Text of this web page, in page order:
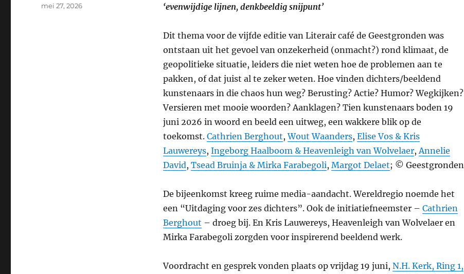
‘evenwijdige lijnen, denkbeeldig snijpunt’
Dit thema voor de vijfde editie van Literair café de Geestgronden was
ontstaan uit het gevoel van onzekerheid (onmacht?) rond klimaat, de
geopolitieke situatie, leiders die niet weten hoe de problemen aan te
pakken, of dat juist al te zeker weten. Hoe vinden dichters/beeldend
kunstenaars in die chaos hun weg? Berusting? Actie? Humor? Wegkijken?
Versieren met mooie woorden? Aanklagen? Tien kunstenaars boden 19
juni 2026 in woord en beeld een uitweg, een wakkere blik op de
toekomst. Cathrien Berghout,Wout Waanders, Elise Vos & Kris
Lauwereys, Ingeborg Haalboom & Heavenleigh van Wolvelaer, Annelie
David, Tsead Bruinja & Mirka Farabegoli, Margot Delaet; © Geestgronden
De bijeenkomst kreeg ruime media-aandacht. Wereldregio noemde het
een “Uitdaging voor zes dichters”. Ook de initiatiefneemster – Cathrien
Berghout – droeg bij. En Kris Lauwereys, Heavenleigh van Wolvelaer en
Mirka Farabegoli zorgden voor inspirerend beeldend werk.
Voordracht en gesprek vonden plaats op vrijdag 19 juni, N.H. Kerk, Ring 1,
Geplaatst
mei 27, 2026